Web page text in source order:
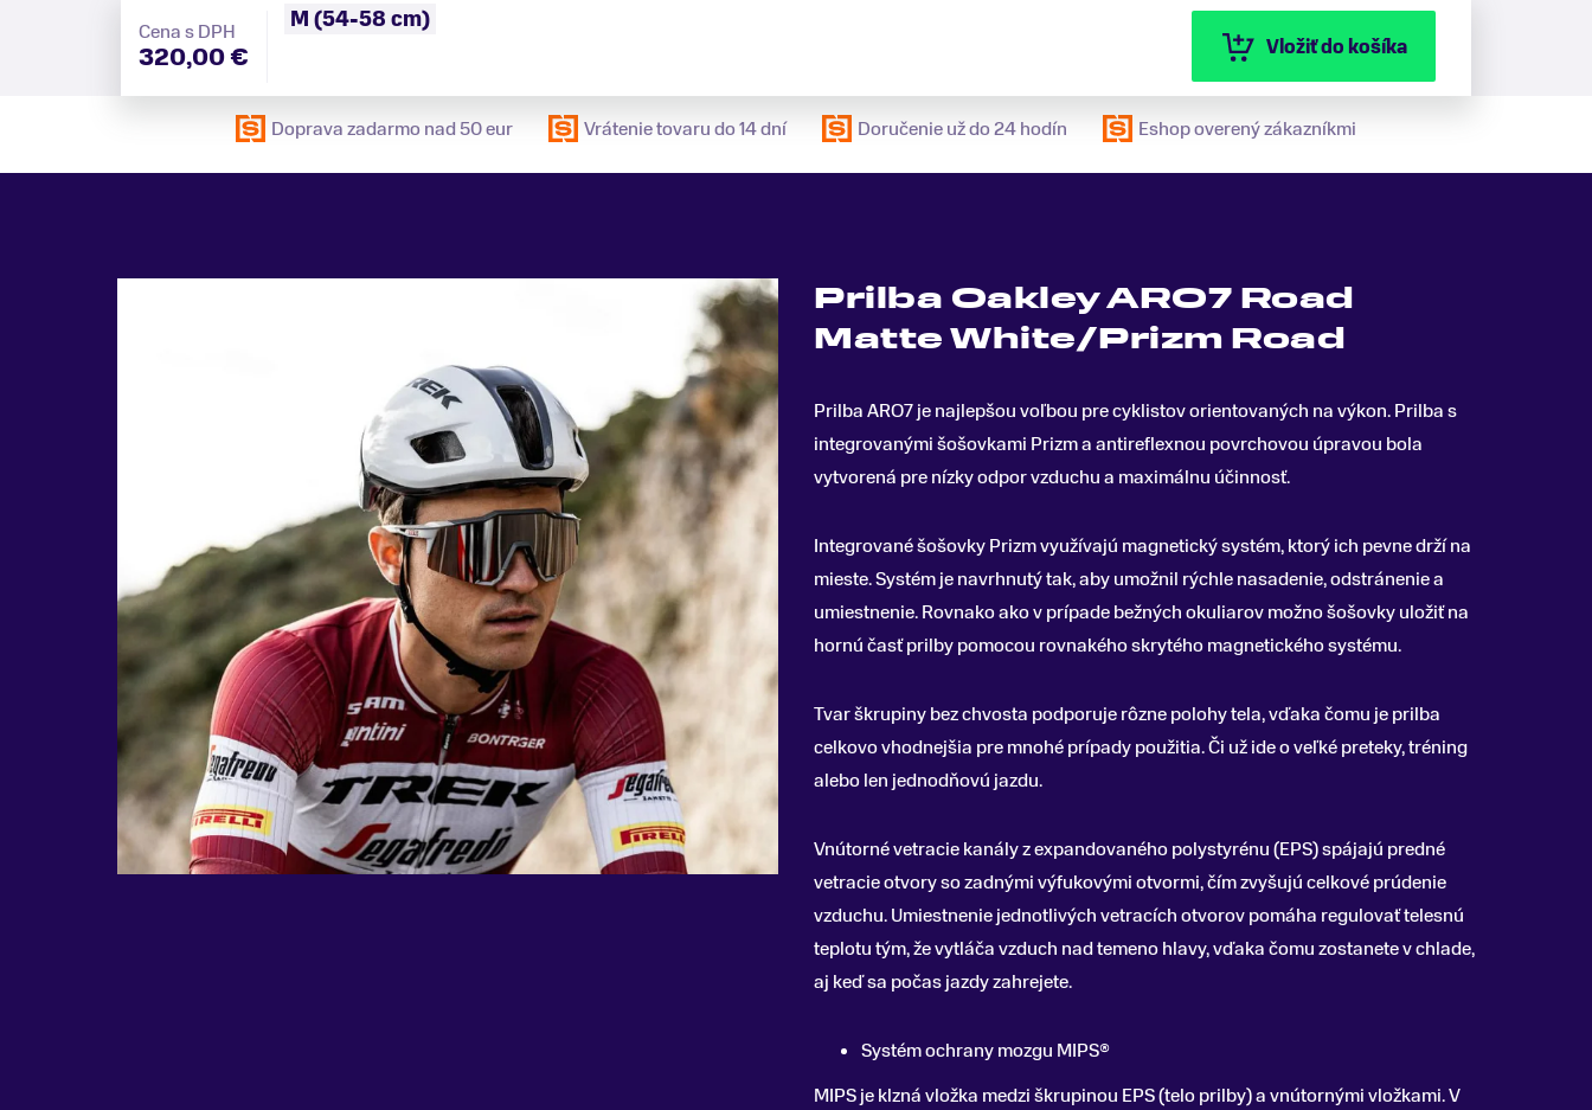
Cena s DPH
320,00 €
M (54-58 cm)
Vložiť do košíka
Doprava zadarmo nad 50 eur Vrátenie tovaru do 14 dní Doručenie už do 24 hodín Eshop overený zákazníkmi
Prilba Oakley ARO7 Road
Matte White/Prizm Road
Prilba ARO7 je najlepšou voľbou pre cyklistov orientovaných na výkon.Prilba s
integrovanými šošovkami Prizm a antireflexnou povrchovou úpravou bola
vytvorená pre nízky odpor vzduchu a maximálnu účinnosť.
Integrované šošovky Prizm využívajú magnetický systém, ktorý ich pevne drží na
mieste. Systém je navrhnutý tak, aby umožnil rýchle nasadenie, odstránenie a
umiestnenie. Rovnako ako v prípade bežných okuliarov možno šošovky uložiť na
hornú časť prilby pomocou rovnakého skrytého magnetického systému.
Tvar škrupiny bez chvosta podporuje rôzne polohy tela, vďaka čomu je prilba
celkovo vhodnejšia pre mnohé prípady použitia. Či už ide o veľké preteky, tréning
alebo len jednodňovú jazdu.
Vnútorné vetracie kanály z expandovaného polystyrénu (EPS) spájajú predné
vetracie otvory so zadnými výfukovými otvormi, čím zvyšujú celkové prúdenie
vzduchu. Umiestnenie jednotlivých vetracích otvorov pomáha regulovať telesnú
teplotu tým, že vytláča vzduch nad temeno hlavy, vďaka čomu zostanete v chlade,
aj keď sa počas jazdy zahrejete.
Systém ochrany mozgu MIPS®
MIPS je klzná vložka medzi škrupinou EPS (telo prilby) a vnútornými vložkami. V